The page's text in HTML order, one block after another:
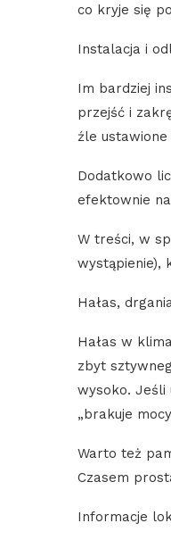
co kryje się
Instalacja i
Im bardziej
przejść i
źle
Dodatkowo
efektownie
W treści, w
wystąpienie),
Hałas,
Hałas w
zbyt
wysoko. Jeśli
„brakuje
Warto też
Czasem
Informacje